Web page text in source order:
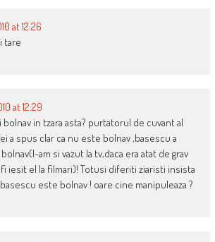
at 12:26
tare
at 12:29
in tzara asta? purtatorul de cuvant al
a spus clar ca nu este bolnav ,basescu a
am si vazut la tv,daca era atat de grav
iesit el la filmari)! Totusi diferiti ziaristi insista
este bolnav ! oare cine manipuleaza ?